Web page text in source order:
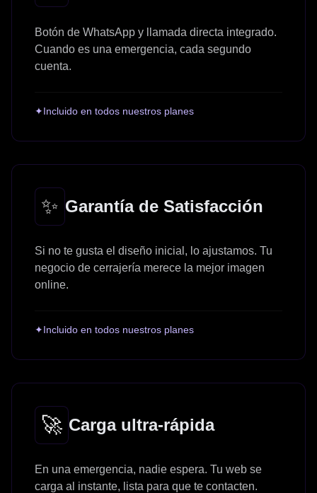
Botón de WhatsApp y llamada directa integrado.
Cuando es una emergencia, cada segundo
cuenta.
✦Incluido en todos nuestros planes
✨ Garantía de Satisfacción
Si no te gusta el diseño inicial, lo ajustamos. Tu
negocio de cerrajería merece la mejor imagen
online.
✦Incluido en todos nuestros planes
🚀 Carga ultra-rápida
En una emergencia, nadie espera. Tu web se
carga al instante, lista para que te contacten.